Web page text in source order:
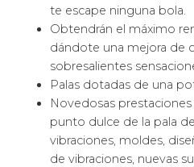
te escape ninguna bola.
Obtendrán el máximo
dándote una mejora de
sobresalientes
Palas dotadas de una
Novedosas
punto dulce de la pala
vibraciones, moldes,
de vibraciones, nuevas